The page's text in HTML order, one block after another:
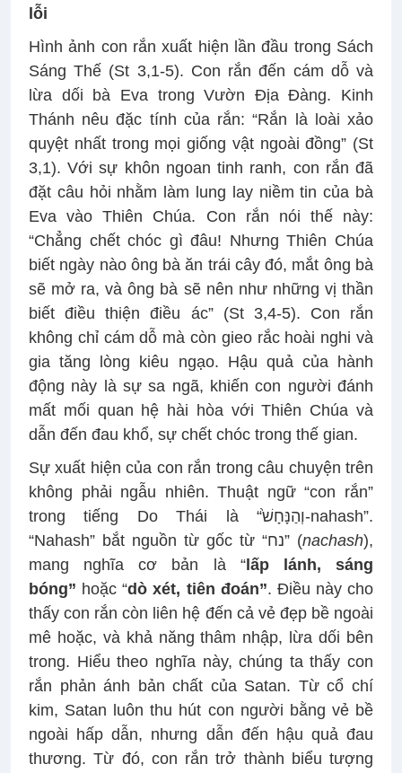
lỗi
Hình ảnh con rắn xuất hiện lần đầu trong Sách
Sáng Thế (St 3,1-5). Con rắn đến cám dỗ và
lừa dối bà Eva trong Vườn Địa Đàng. Kinh
Thánh nêu đặc tính của rắn: “Rắn là loài xảo
quyệt nhất trong mọi giống vật ngoài đồng” (St
3,1). Với sự khôn ngoan tinh ranh, con rắn đã
đặt câu hỏi nhằm làm lung lay niềm tin của bà
Eva vào Thiên Chúa. Con rắn nói thế này:
“Chẳng chết chóc gì đâu! Nhưng Thiên Chúa
biết ngày nào ông bà ăn trái cây đó, mắt ông bà
sẽ mở ra, và ông bà sẽ nên như những vị thần
biết điều thiện điều ác” (St 3,4-5). Con rắn
không chỉ cám dỗ mà còn gieo rắc hoài nghi và
gia tăng lòng kiêu ngạo. Hậu quả của hành
động này là sự sa ngã, khiến con người đánh
mất mối quan hệ hài hòa với Thiên Chúa và
dẫn đến đau khổ, sự chết chóc trong thế gian.
Sự xuất hiện của con rắn trong câu chuyện trên
không phải ngẫu nhiên. Thuật ngữ “con rắn”
trong tiếng Do Thái là “וְהַנָּחָשׁ֙-nahash”.
“Nahash” bắt nguồn từ gốc từ “נח” (nachash),
mang nghĩa cơ bản là “lấp lánh, sáng
bóng” hoặc “dò xét, tiên đoán”. Điều này cho
thấy con rắn còn liên hệ đến cả vẻ đẹp bề ngoài
mê hoặc, và khả năng thâm nhập, lừa dối bên
trong. Hiểu theo nghĩa này, chúng ta thấy con
rắn phản ánh bản chất của Satan. Từ cổ chí
kim, Satan luôn thu hút con người bằng vẻ bề
ngoài hấp dẫn, nhưng dẫn đến hậu quả đau
thương. Từ đó, con rắn trở thành biểu tượng